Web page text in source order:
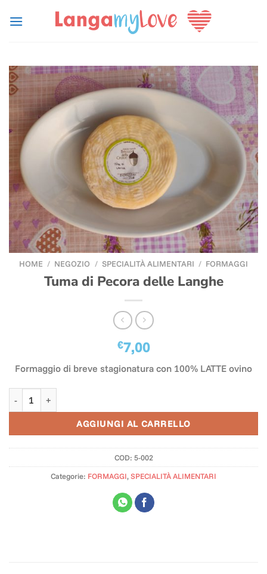
HOME / NEGOZIO / SPECIALITÀ ALIMENTARI / FORMAGGI
Tuma di Pecora delle Langhe
€7,00
Formaggio di breve stagionatura con 100% LATTE ovino
AGGIUNGI AL CARRELLO
COD: 5-002
Categorie: FORMAGGI,SPECIALITÀ ALIMENTARI